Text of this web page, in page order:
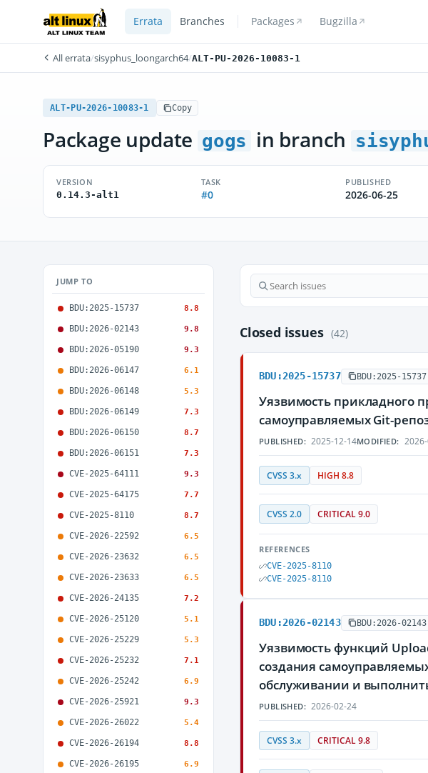
Errata Branches Packages Bugzilla
All errata/sisyphus_loongarch64/ALT-PU-2026-10083-1
ALT-PU-2026-10083-1 Copy
Package update gogs in branch
VERSION
0.14.3-alt1
TASK
#0
PUBLISHED
2026-06-25
JUMP TO
BDU:2025-15737 8.8
BDU:2026-02143 9.8
BDU:2026-05190 9.3
BDU:2026-06147 6.1
BDU:2026-06148 5.3
BDU:2026-06149 7.3
BDU:2026-06150 8.7
BDU:2026-06151 7.3
CVE-2025-64111 9.3
CVE-2025-64175 7.7
CVE-2025-8110 8.7
CVE-2026-22592 6.5
CVE-2026-23632 6.5
CVE-2026-23633 6.5
CVE-2026-24135 7.2
CVE-2026-25120 5.1
CVE-2026-25229 5.3
CVE-2026-25232 7.1
CVE-2026-25242 6.9
CVE-2026-25921 9.3
CVE-2026-26022 5.4
CVE-2026-26194 8.8
CVE-2026-26195 6.9
Closed issues (42)
BDU:2025-15737 BDU:2025-15737
Уязвимость прикладного
самоуправляемых Git-
PUBLISHED: 2025-12-14MODIFIED:
CVSS 3.x HIGH 8.8
CVSS 2.0 CRITICAL 9.0
REFERENCES
CVE-2025-8110
CVE-2025-8110
BDU:2026-02143 BDU:2026-02143
Уязвимость функций
создания
обслуживании и
PUBLISHED: 2026-02-24
CVSS 3.x CRITICAL 9.8